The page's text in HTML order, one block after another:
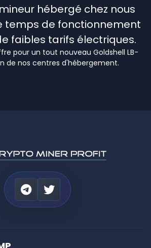
hébergé chez nous
temps de fonctionnement
faibles tarifs électriques.
pour un tout nouveau Goldshell LB-
de nos centres d'hébergement.